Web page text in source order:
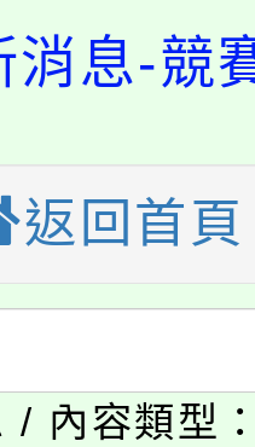
運動會8/
池舉行。
入戶享有免
中低收入戶
詳情可洽有
育及科技中
研習
育及科技
教案入校路
育專業人
8/29、30在
消息-競
返回首頁
/ 內容類型